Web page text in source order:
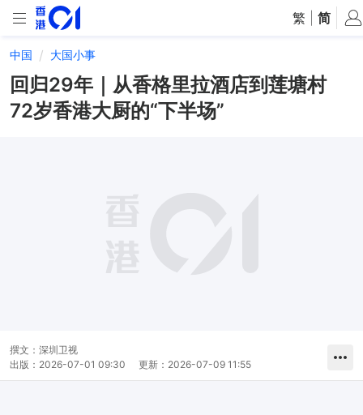
繁 简
中国 大国小事
回归29年｜从香格里拉酒店到莲塘村
72岁香港大厨的“下半场”
撰文： 深圳卫视
出版： 2026-07-01 09:30 更新： 2026-07-09 11:55